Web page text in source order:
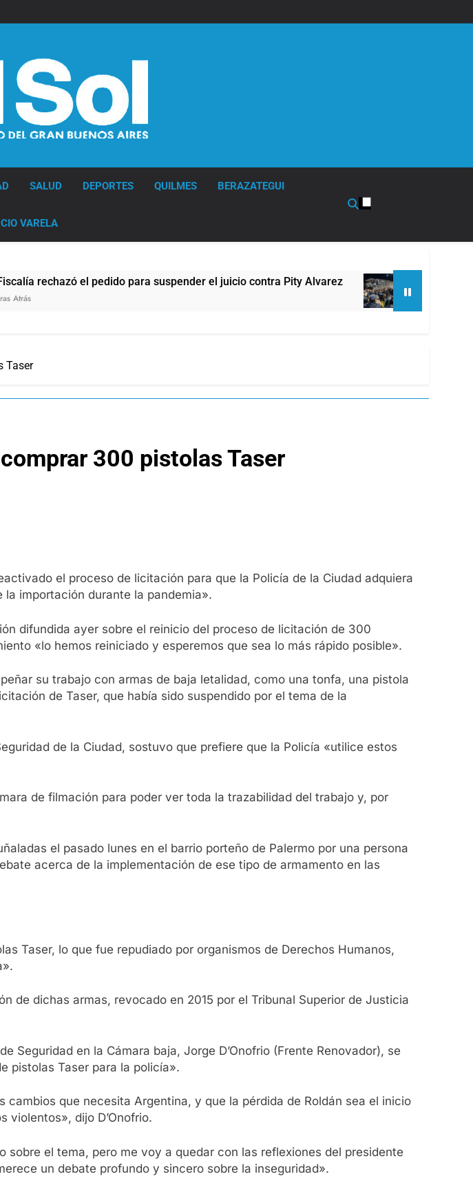
SALUD DEPORTES QUILMES BERAZATEGUI
VARELA
el pedido para suspender el juicio contra Pity Alvarez 67 barrios full
10 Horas Atrás
Taser
300 pistolas Taser
el proceso de licitación para que la Policía de la Ciudad adquiera
importación durante la pandemia».
difundida ayer sobre el reinicio del proceso de licitación de 300
«lo hemos reiniciado y esperemos que sea lo más rápido posible».
su trabajo con armas de baja letalidad, como una tonfa, una pistola
de Taser, que había sido suspendido por el tema de la
de la Ciudad, sostuvo que prefiere que la Policía «utilice estos
de filmación para poder ver toda la trazabilidad del trabajo y, por
el pasado lunes en el barrio porteño de Palermo por una persona
acerca de la implementación de ese tipo de armamento en las
Taser, lo que fue repudiado por organismos de Derechos Humanos,
de dichas armas, revocado en 2015 por el Tribunal Superior de Justicia
Seguridad en la Cámara baja, Jorge D’Onofrio (Frente Renovador), se
pistolas Taser para la policía».
que necesita Argentina, y que la pérdida de Roldán sea el inicio
violentos», dijo D’Onofrio.
el tema, pero me voy a quedar con las reflexiones del presidente
un debate profundo y sincero sobre la inseguridad».